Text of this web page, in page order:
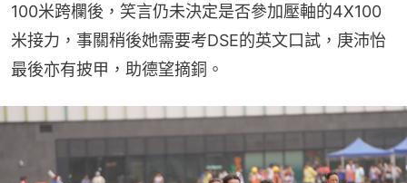
100米跨欄後，笑言仍未決定是否參加壓軸的4X100
米接力，事關稍後她需要考DSE的英文口試，庚沛怡
最後亦有披甲，助德望摘銅。